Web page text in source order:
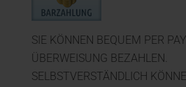
SIE KÖNNEN BEQUEM PER
ÜBERWEISUNG BEZAHLEN.
SELBSTVERSTÄNDLICH